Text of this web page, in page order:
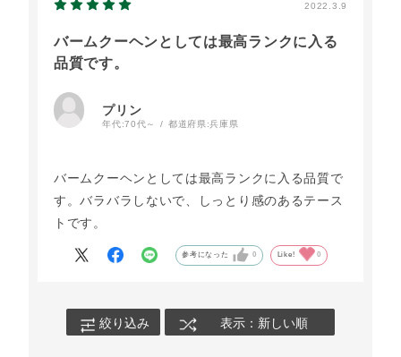
2022.3.9
バームクーヘンとしては最高ランクに入る
品質です。
プリン
年代:70代～ 都道府県:兵庫県
バームクーヘンとしては最高ランクに入る品質で
す。バラバラしないで、しっとり感のあるテース
トです。
参考になった 0 Like! 0
絞り込み 表示：新しい順